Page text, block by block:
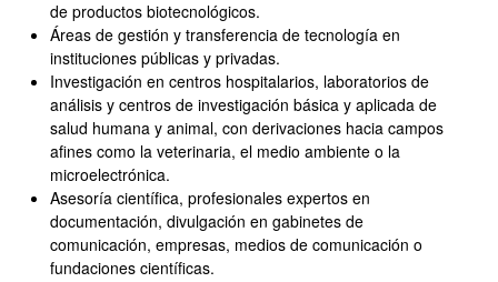
de productos biotecnológicos.
Áreas de gestión y transferencia de tecnología en
instituciones públicas y privadas.
Investigación en centros hospitalarios, laboratorios de
análisis y centros de investigación básica y aplicada de
salud humana y animal, con derivaciones hacia campos
afines como la veterinaria, el medio ambiente o la
microelectrónica.
Asesoría científica, profesionales expertos en
documentación, divulgación en gabinetes de
comunicación, empresas, medios de comunicación o
fundaciones científicas.